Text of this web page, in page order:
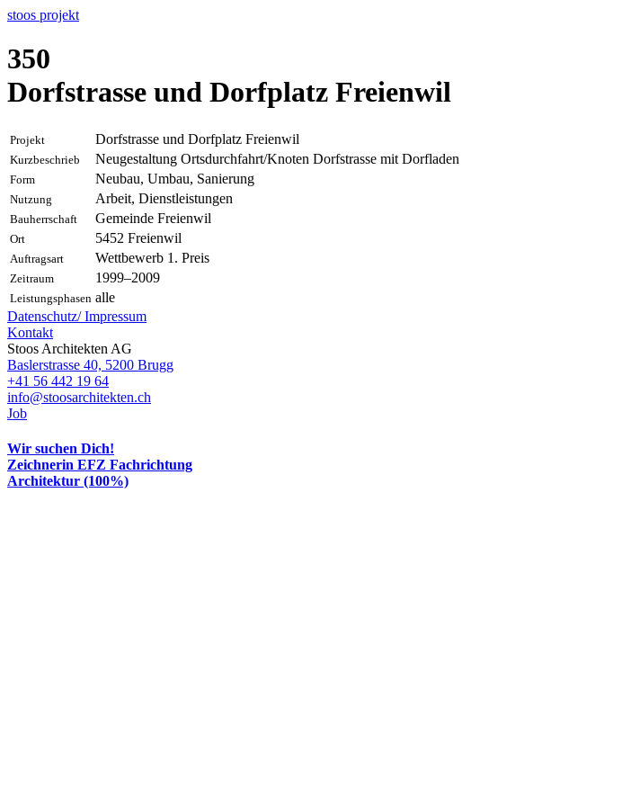
stoos projekt
350
Dorfstrasse und Dorfplatz Freienwil
Projekt Dorfstrasse und Dorfplatz Freienwil
Kurzbeschrieb Neugestaltung Ortsdurchfahrt/Knoten Dorfstrasse mit Dorfladen
Form Neubau, Umbau, Sanierung
Nutzung Arbeit, Dienstleistungen
Bauherrschaft Gemeinde Freienwil
Ort 5452 Freienwil
Auftragsart Wettbewerb 1. Preis
Zeitraum 1999–2009
Leistungsphasen alle
Datenschutz/ Impressum
Kontakt
Stoos Architekten AG
Baslerstrasse 40, 5200 Brugg
+41 56 442 19 64
info@stoosarchitekten.ch
Job
Wir suchen Dich!
Zeichnerin EFZ Fachrichtung
Architektur (100%)